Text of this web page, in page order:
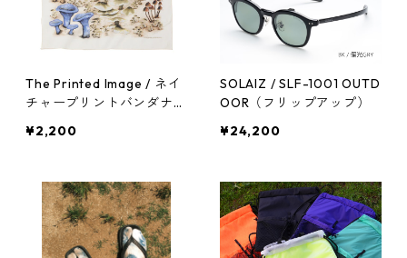
The Printed Image / ネイ
チャープリントバンダナ
¥2,200
SOLAIZ / SLF-1001 OUTD
OOR（フリップアップ）
¥24,200